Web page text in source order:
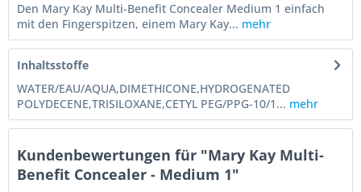
Den Mary Kay Multi-Benefit Concealer Medium 1 einfach
mit den Fingerspitzen, einem Mary Kay... mehr
Inhaltsstoffe
WATER/EAU/AQUA,DIMETHICONE,HYDROGENATED
POLYDECENE,TRISILOXANE,CETYL PEG/PPG-10/1... mehr
Kundenbewertungen für "Mary Kay Multi-
Benefit Concealer - Medium 1"